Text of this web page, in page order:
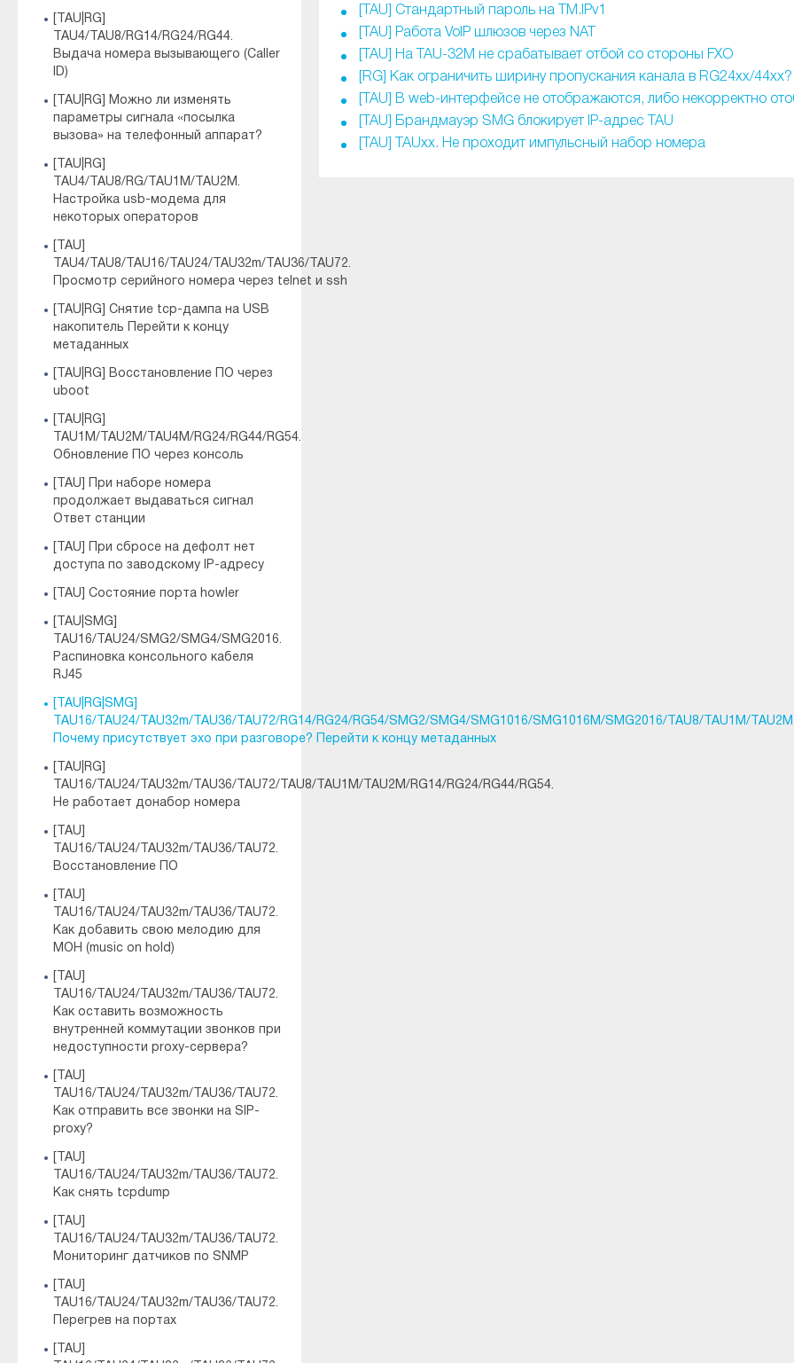
[TAU|RG]
TAU4/TAU8/RG14/RG24/RG44.
Выдача номера вызывающего (Caller
ID)
[TAU|RG] Можно ли изменять
параметры сигнала «посылка
вызова» на телефонный аппарат?
[TAU|RG]
TAU4/TAU8/RG/TAU1M/TAU2M.
Настройка usb-модема для
некоторых операторов
[TAU]
TAU4/TAU8/TAU16/TAU24/TAU32m/TAU36/TAU72.
Просмотр серийного номера через telnet и ssh
[TAU|RG] Снятие tcp-дампа на USB
накопитель Перейти к концу
метаданных
[TAU|RG] Восстановление ПО через
uboot
[TAU|RG]
TAU1M/TAU2M/TAU4M/RG24/RG44/RG54.
Обновление ПО через консоль
[TAU] При наборе номера
продолжает выдаваться сигнал
Ответ станции
[TAU] При сбросе на дефолт нет
доступа по заводскому IP-адресу
[TAU] Состояние порта howler
[TAU|SMG]
TAU16/TAU24/SMG2/SMG4/SMG2016.
Распиновка консольного кабеля
RJ45
[TAU|RG|SMG]
TAU16/TAU24/TAU32m/TAU36/TAU72/RG14/RG24/RG54/SMG2/SMG4/SMG1016/SMG1016M/SMG2016/TAU8/TAU1M/
Почему присутствует эхо при разговоре? Перейти к концу метаданных
[TAU|RG]
TAU16/TAU24/TAU32m/TAU36/TAU72/TAU8/TAU1M/TAU2M/RG14/RG24/RG44/RG54.
Не работает донабор номера
[TAU]
TAU16/TAU24/TAU32m/TAU36/TAU72.
Восстановление ПО
[TAU]
TAU16/TAU24/TAU32m/TAU36/TAU72.
Как добавить свою мелодию для
MOH (music on hold)
[TAU]
TAU16/TAU24/TAU32m/TAU36/TAU72.
Как оставить возможность
внутренней коммутации звонков при
недоступности proxy-сервера?
[TAU]
TAU16/TAU24/TAU32m/TAU36/TAU72.
Как отправить все звонки на SIP-
proxy?
[TAU]
TAU16/TAU24/TAU32m/TAU36/TAU72.
Как снять tcpdump
[TAU]
TAU16/TAU24/TAU32m/TAU36/TAU72.
Мониторинг датчиков по SNMP
[TAU]
TAU16/TAU24/TAU32m/TAU36/TAU72.
Перегрев на портах
[TAU]
[TAU] Стандартный пароль на TM.IPv1
[TAU] Работа VoIP шлюзов через NAT
[TAU] На TAU-32М не срабатывает отбой со стороны FXO
[RG] Как ограничить ширину пропускания канала в RG24xx/44xx?
[TAU] В web-интерфейсе не отображаются, либо некорректно
[TAU] Брандмауэр SMG блокирует IP-адрес TAU
[TAU] TAUxx. Не проходит импульсный набор номера